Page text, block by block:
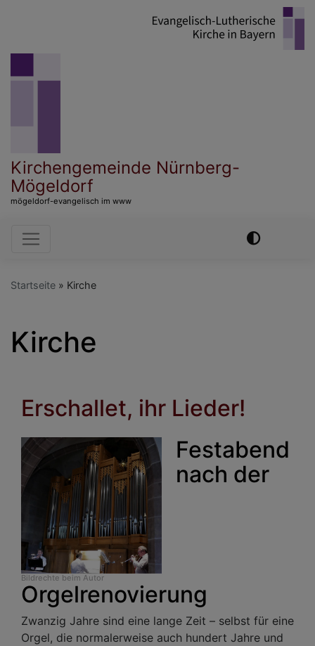
Kirchengemeinde Nürnberg-
Mögeldorf
mögeldorf-evangelisch im www
Hauptnavigation
Startseite Kirche
Kirche
Erschallet, ihr Lieder!
Bildrechte beim Autor
Festabend
nach der
Orgelrenovierung
Zwanzig Jahre sind eine lange Zeit – selbst für eine
Orgel, die normalerweise auch hundert Jahre und